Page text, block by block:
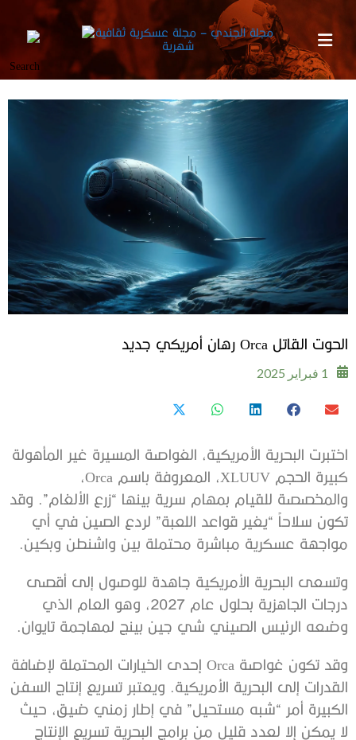
الحوت القاتل Orca رهان أمريكي جديد
1 فبراير 2025
اختبرت البحرية الأمريكية، الغواصة المسيرة غير المأهولة
كبيرة الحجم XLUUV، المعروفة باسم Orca،
والمخصصة للقيام بمهام سرية بينها “زرع الألغام”. وقد
تكون سلاحاً “يغير قواعد اللعبة” لردع الصين في أي
مواجهة عسكرية مباشرة محتملة بين واشنطن وبكين.
وتسعى البحرية الأمريكية جاهدة للوصول إلى أقصى
درجات الجاهزية بحلول عام 2027، وهو العام الذي
وضعه الرئيس الصيني شي جين بينج لمهاجمة تايوان.
وقد تكون غواصة Orca إحدى الخيارات المحتملة لإضافة
القدرات إلى البحرية الأمريكية. ويعتبر تسريع إنتاج السفن
الكبيرة أمر “شبه مستحيل” في إطار زمني ضيق، حيث
لا يمكن إلا لعدد قليل من برامج البحرية تسريع الإنتاج